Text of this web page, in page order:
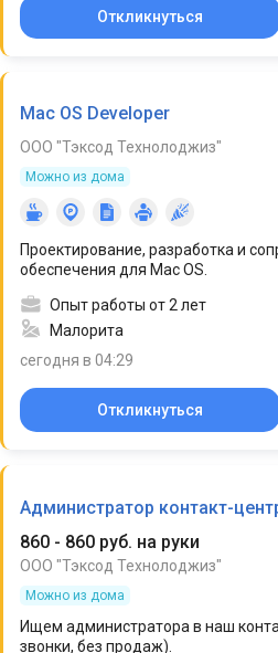
Откликнуться
Mac OS Developer
ООО "Тэксод Технолоджиз"
Можно из дома
Проектирование, разработка и
обеспечения для Mac OS.
Опыт работы от 2 лет
Малорита
сегодня в 04:29
Откликнуться
Администратор контакт-
860 - 860 руб. на руки
ООО "Тэксод Технолоджиз"
Можно из дома
Ищем администратора в наш
звонки, без продаж).